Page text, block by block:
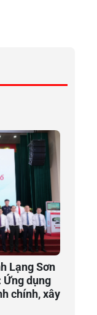
Lạng Sơn
Ứng dụng
chính, xây